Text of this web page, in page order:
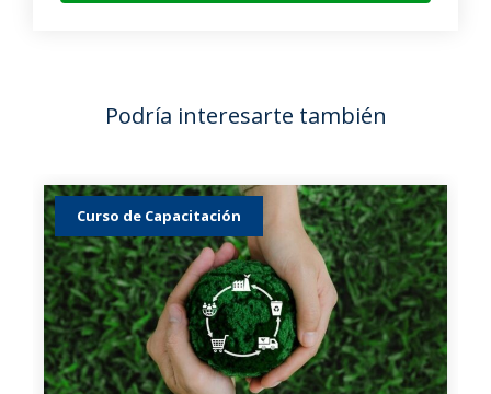
Conflictos socioambientales y prevención
Contenido del plan de participación
ciudadana
Podría interesarte también
Curso de Capacitación